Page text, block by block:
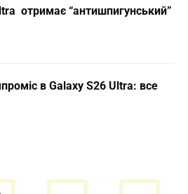
отримає “антишпигунський”
в Galaxy S26 Ultra: все